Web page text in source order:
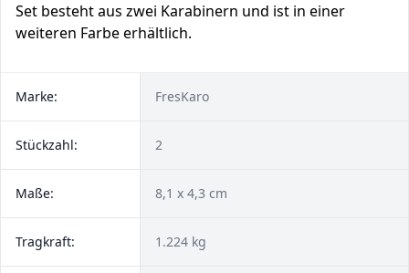
Set besteht aus zwei Karabinern und ist in einer
weiteren Farbe erhältlich.
Marke: FresKaro
Stückzahl: 2
Maße: 8,1 x 4,3 cm
Tragkraft: 1.224 kg